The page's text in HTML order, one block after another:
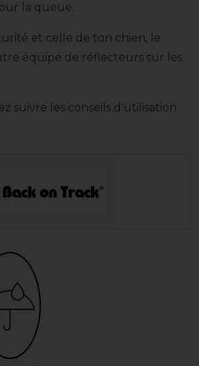
la queue.
et celle de ton chien, le
équipé de réflecteurs sur les
suivre les conseils d'utilisation